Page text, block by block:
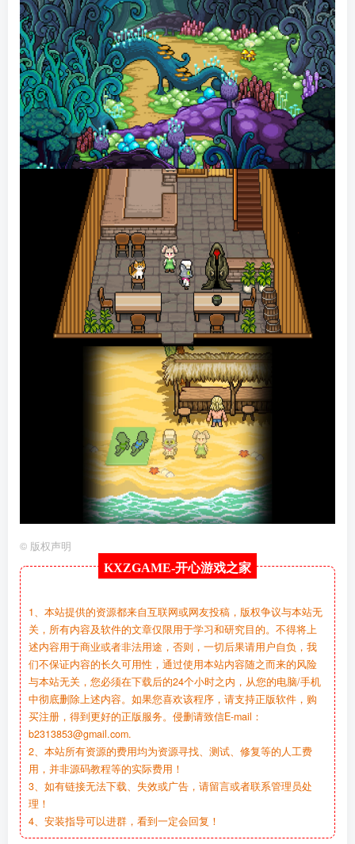
© 版权声明
KXZGAME-开心游戏之家
1、本站提供的资源都来自互联网或网友投稿，版权争议与本站无
关，所有内容及软件的文章仅限用于学习和研究目的。不得将上
述内容用于商业或者非法用途，否则，一切后果请用户自负，我
们不保证内容的长久可用性，通过使用本站内容随之而来的风险
与本站无关，您必须在下载后的24个小时之内，从您的电脑/手机
中彻底删除上述内容。如果您喜欢该程序，请支持正版软件，购
买注册，得到更好的正版服务。侵删请致信E-mail：
b2313853@gmail.com.
2、本站所有资源的费用均为资源寻找、测试、修复等的人工费
用，并非源码教程等的实际费用！
3、如有链接无法下载、失效或广告，请留言或者联系管理员处
理！
4、安装指导可以进群，看到一定会回复！